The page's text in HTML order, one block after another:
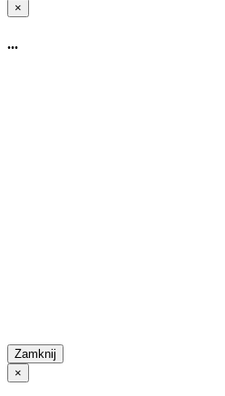
×
...
Zamknij
×